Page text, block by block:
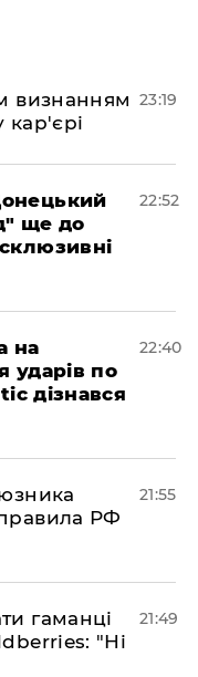
визнанням
кар'єрі
23:19
ще до
22:52
на
ударів по
дізнався
22:40
РФ
21:55
гаманці
"Ні
21:49